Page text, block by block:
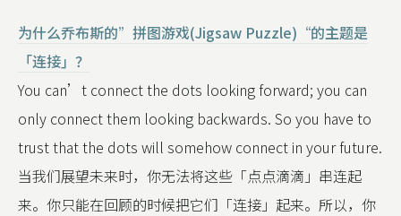
为什么乔布斯的”拼图游戏(Jigsaw Puzzle)“的主题是
「连接」？
You can’t connect the dots looking forward; you can
only connect them looking backwards. So you have to
trust that the dots will somehow connect in your future.
当我们展望未来时，你无法将这些「点点滴滴」串连起
来。你只能在回顾的时候把它们「连接」起来。所以，你